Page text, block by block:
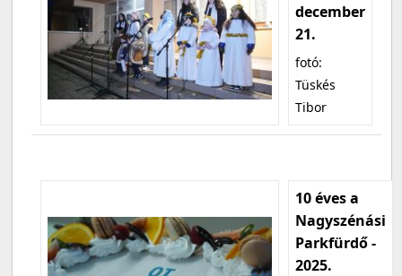
december
21.
fotó:
Tüskés
Tibor
10 éves a
Nagyszénási
Parkfürdő -
2025.